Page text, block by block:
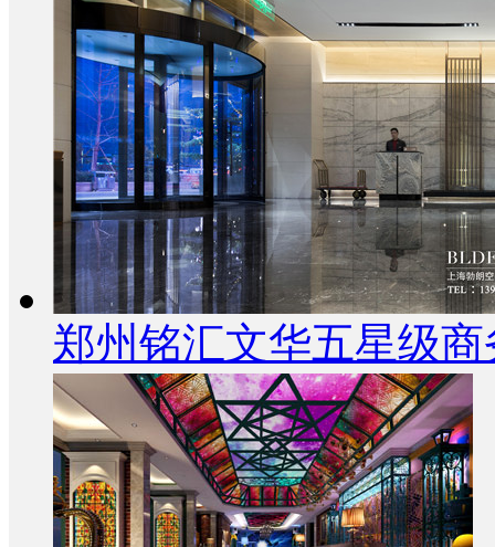
郑州铭汇文华五星级